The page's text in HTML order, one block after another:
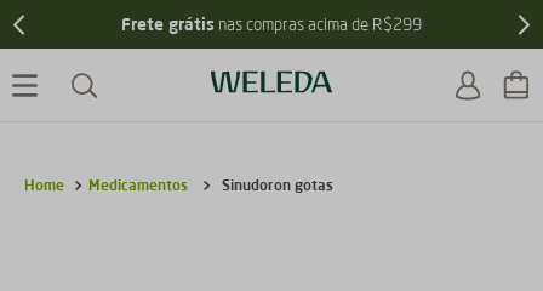
Ganhe 5% de descontopagando no PIX
Medicamentos Sinudoron gotas